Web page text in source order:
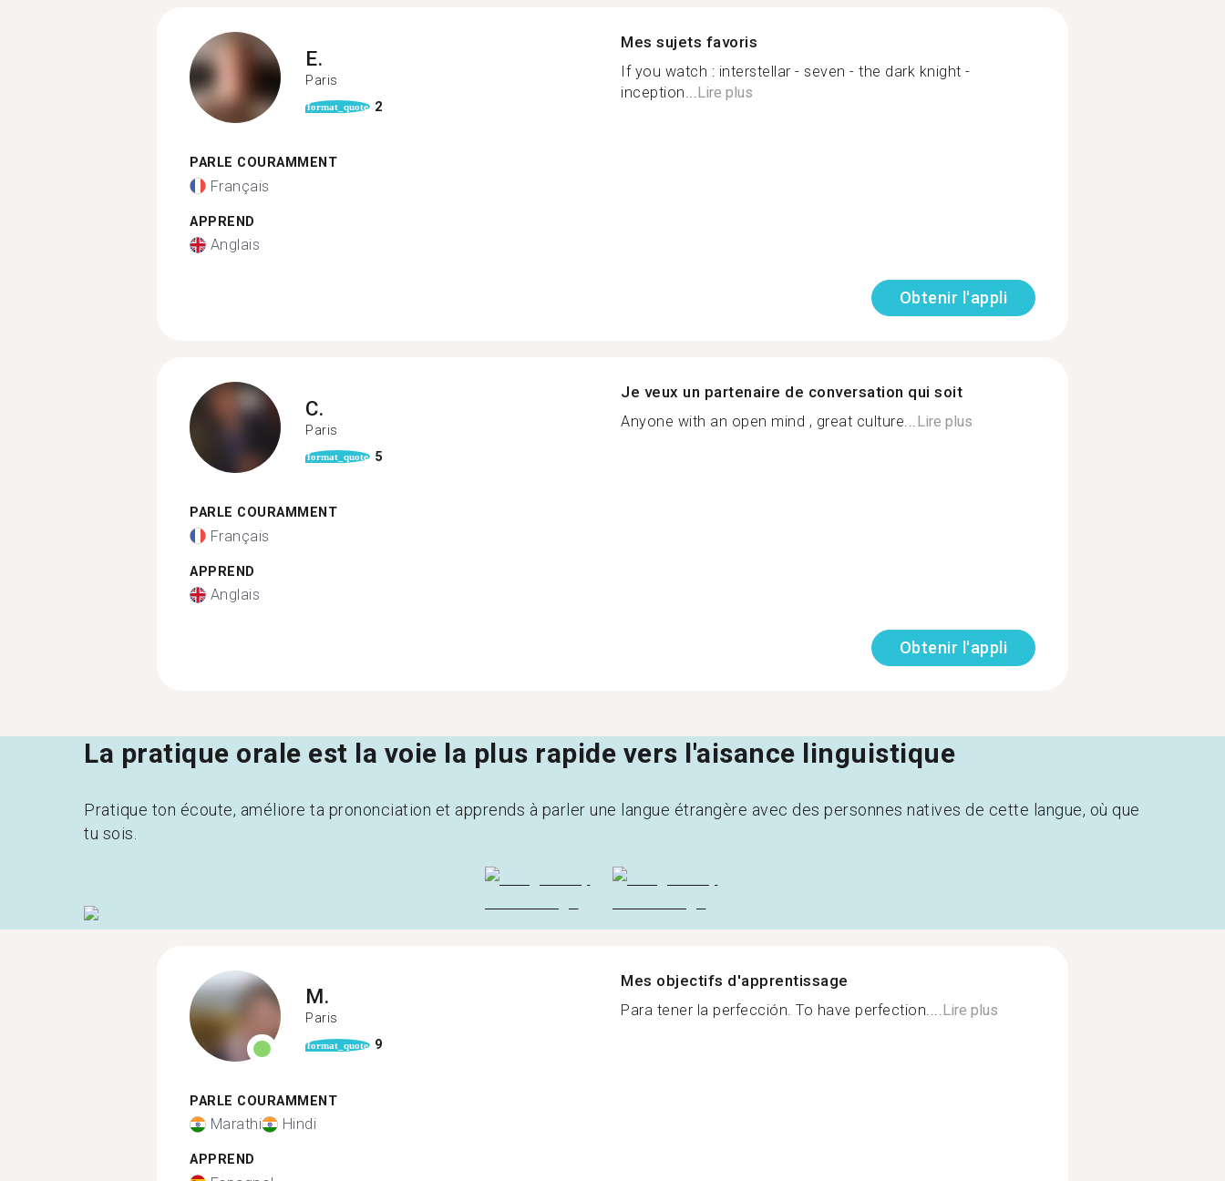
E.
Paris
format_quote 2
PARLE COURAMMENT
Français
APPREND
Anglais
Mes sujets favoris
If you watch : interstellar - seven - the dark knight -
inception...Lire plus
Obtenir l'appli
C.
Paris
format_quote 5
PARLE COURAMMENT
Français
APPREND
Anglais
Je veux un partenaire de conversation qui soit
Anyone with an open mind , great culture...Lire plus
Obtenir l'appli
La pratique orale est la voie la plus rapide vers l'aisance linguistique
Pratique ton écoute, améliore ta prononciation et apprends à parler une langue étrangère avec des personnes natives de cette langue, où que
tu sois.
M.
Paris
format_quote 9
PARLE COURAMMENT
Marathi Hindi
APPREND
Mes objectifs d'apprentissage
Para tener la perfección. To have perfection.... Lire plus